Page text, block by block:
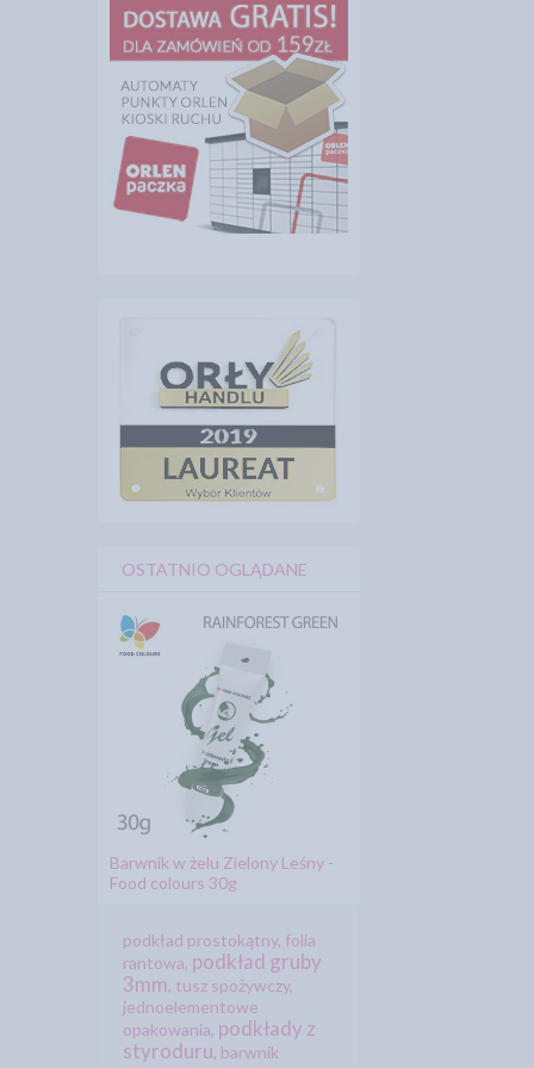
OSTATNIO OGLĄDANE
Barwnik w żelu Zielony Leśny -
Food colours 30g
podkład prostokątny, folia
rantowa, podkład gruby
3mm, tusz spożywczy,
jednoelementowe
opakowania, podkłady z
styroduru, barwnik